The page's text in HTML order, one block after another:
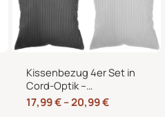
Kissenbezug 4er Set in
Cord-Optik –
Zierkissenbezüge ohne
Reißverschluss mit
17,99€–20,99€